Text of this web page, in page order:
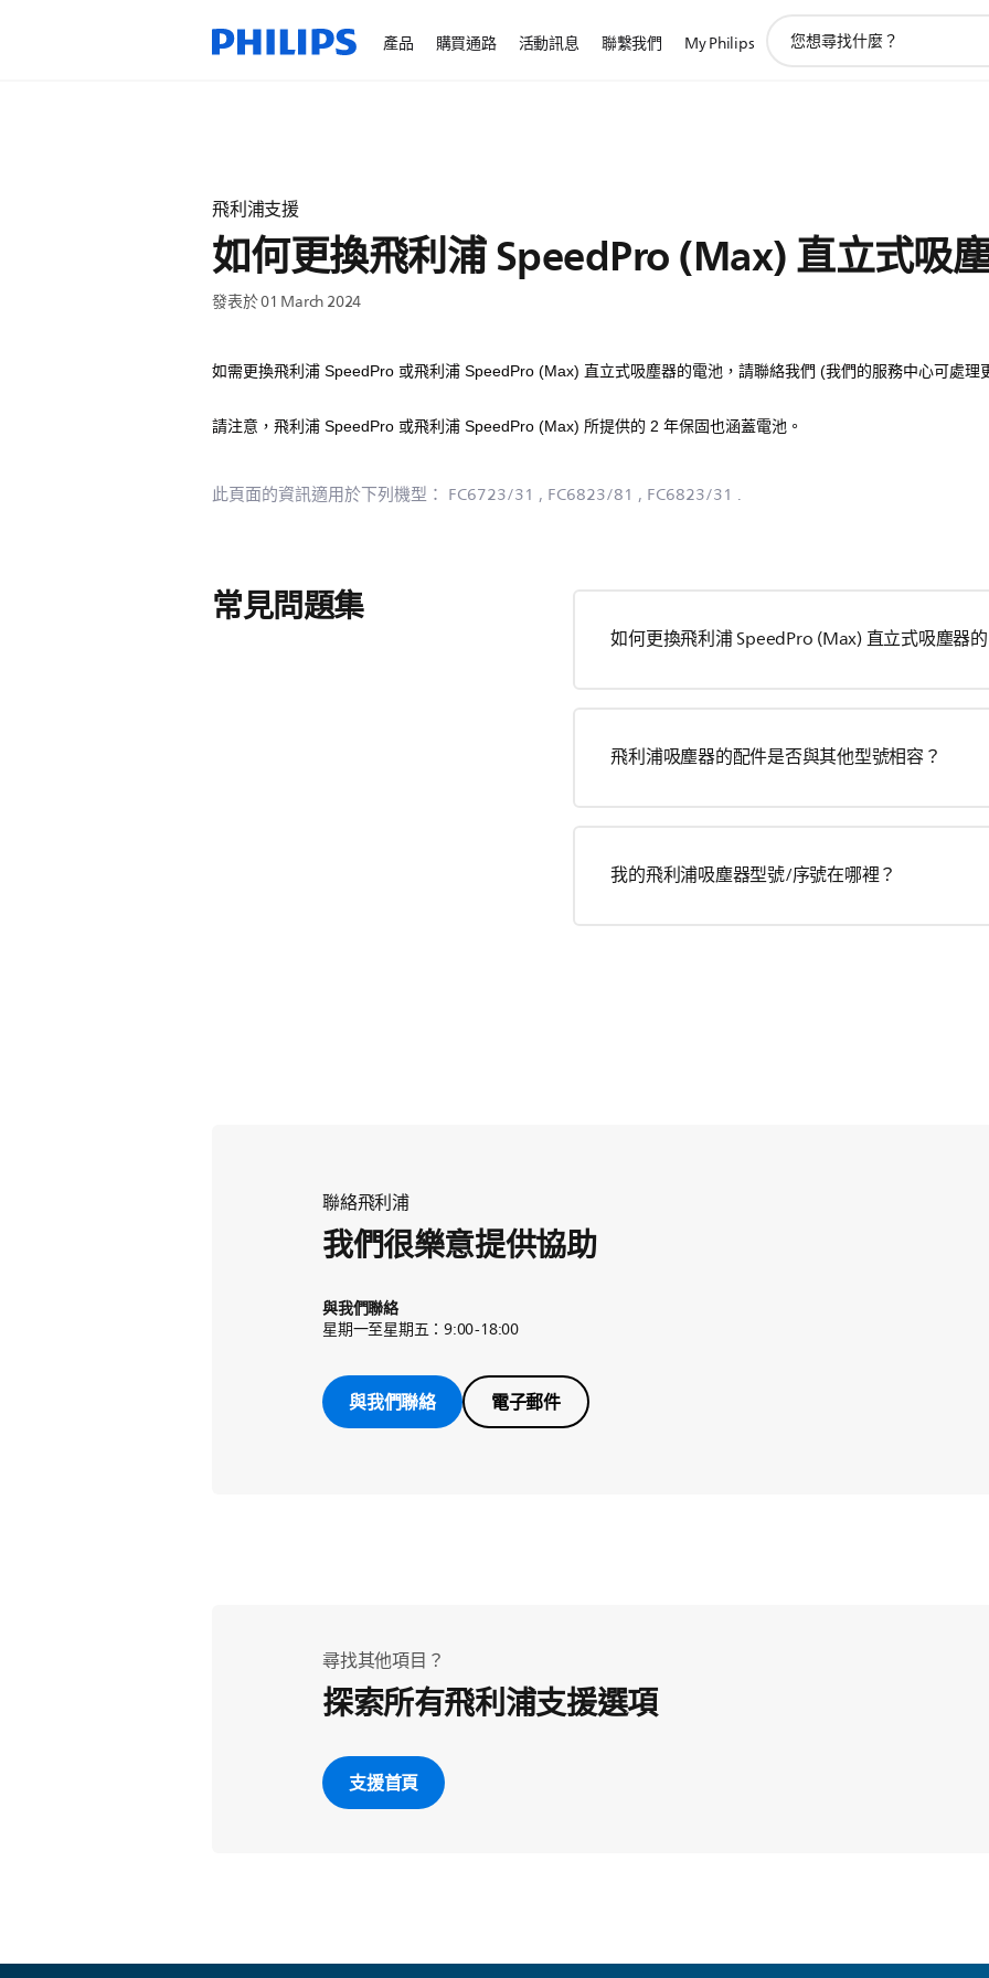
產品 購買通路 活動訊息 聯繫我們 My Philips
飛利浦支援
如何更換飛利浦 SpeedPro (Max) 直立式吸
發表於 01 March 2024
如需更換飛利浦 SpeedPro 或飛利浦 SpeedPro (Max) 直立式吸塵器的電池，請聯絡我們 (我們的服務中心可處理
請注意，飛利浦 SpeedPro 或飛利浦 SpeedPro (Max) 所提供的 2 年保固也涵蓋電池。
此頁面的資訊適用於下列機型： FC6723/31 , FC6823/81 , FC6823/31 .
常見問題集
如何更換飛利浦 SpeedPro (Max) 直立式吸塵器
飛利浦吸塵器的配件是否與其他型號相容？
我的飛利浦吸塵器型號/序號在哪裡？
聯絡飛利浦
我們很樂意提供協助
與我們聯絡
星期一至星期五：9:00-18:00
與我們聯絡 電子郵件
尋找其他項目？
探索所有飛利浦支援選項
支援首頁